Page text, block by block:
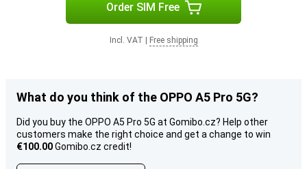
Order SIM Free
Incl. VAT Free shipping
What do you think of the OPPO A5 Pro 5G?
Did you buy the OPPO A5 Pro 5G at Gomibo.cz? Help other
customers make the right choice and get a change to win
€100.00Gomibo.cz credit!